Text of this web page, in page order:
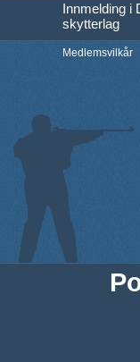
Innmelding i
skytterlag
Medlemsvilkår